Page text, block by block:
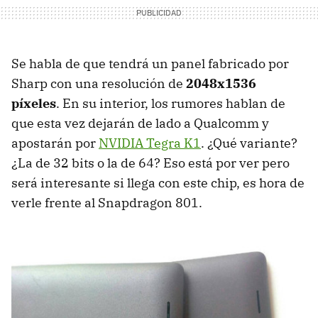
Se habla de que tendrá un panel fabricado por
Sharp con una resolución de 2048x1536
píxeles. En su interior, los rumores hablan de
que esta vez dejarán de lado a Qualcomm y
apostarán por NVIDIA Tegra K1. ¿Qué variante?
¿La de 32 bits o la de 64? Eso está por ver pero
será interesante si llega con este chip, es hora de
verle frente al Snapdragon 801.